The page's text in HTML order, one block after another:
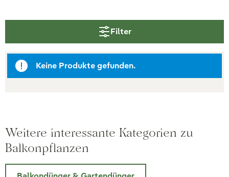
Filter
Keine Produkte gefunden.
Weitere interessante Kategorien zu
Balkonpflanzen